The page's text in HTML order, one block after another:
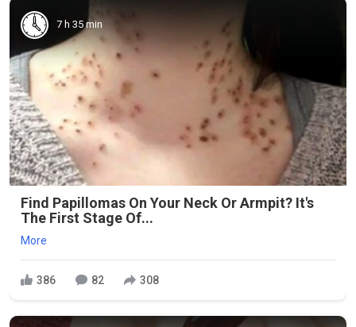
7 h 35 min
Find Papillomas On Your Neck Or Armpit? It's
The First Stage Of...
More
386 82 308